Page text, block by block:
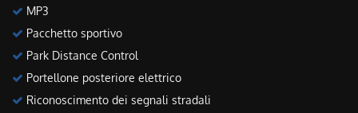
MP3
Pacchetto sportivo
Park Distance Control
Portellone posteriore elettrico
Riconoscimento dei segnali stradali